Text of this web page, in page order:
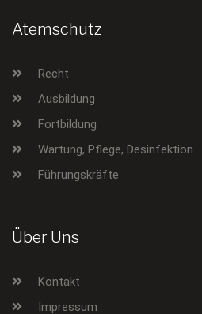
Atemschutz
Recht
Ausbildung
Fortbildung
Wartung, Pflege, Desinfektion
Führungskräfte
Über Uns
Kontakt
Impressum